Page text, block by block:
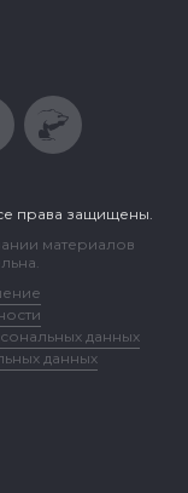
права защищены.
материалов
данных
данных